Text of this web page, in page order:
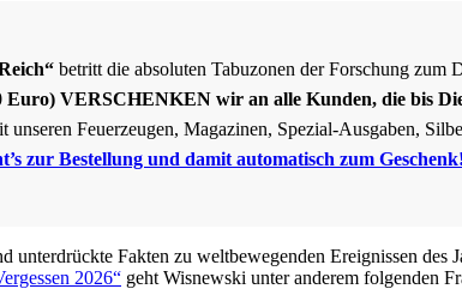
betritt die absoluten Tabuzonen der Forschung
Euro) VERSCHENKEN wir an alle Kunden, die bis
unseren Feuerzeugen, Magazinen, Spezial-Ausgaben,
zur Bestellung und damit automatisch zum Geschenk!
Fakten zu weltbewegenden Ereignissen des
2026“ geht Wisnewski unter anderem folgenden